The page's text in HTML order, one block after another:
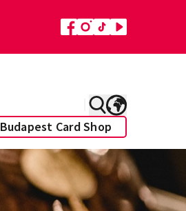
Budapest Card Shop